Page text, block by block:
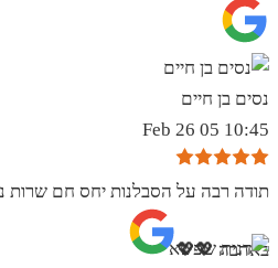
נסים בן חיים
10:45 05 Feb 26
תודה רבה על הסבלנות יחס חם שרות
באהבה 💖💖